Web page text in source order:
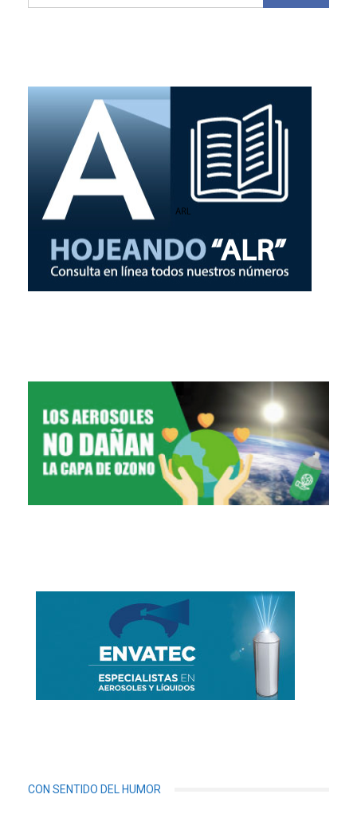
CON SENTIDO DEL HUMOR